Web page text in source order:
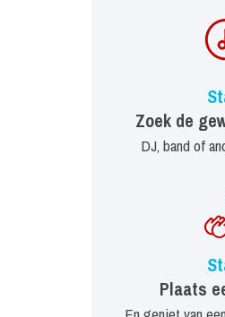
Zoek de
DJ, band of
Plaats